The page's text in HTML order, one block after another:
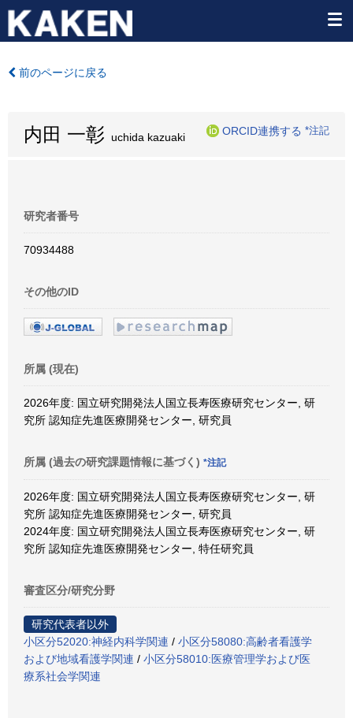
前のページに戻る
内田 一彰 uchida kazuaki
ORCID連携する *注記
研究者番号
70934488
その他のID
所属 (現在)
2026年度: 国立研究開発法人国立長寿医療研究センター, 研
究所 認知症先進医療開発センター, 研究員
所属 (過去の研究課題情報に基づく) *注記
2026年度: 国立研究開発法人国立長寿医療研究センター, 研
究所 認知症先進医療開発センター, 研究員
2024年度: 国立研究開発法人国立長寿医療研究センター, 研
究所 認知症先進医療開発センター, 特任研究員
審査区分/研究分野
研究代表者以外
小区分52020:神経内科学関連 / 小区分58080:高齢者看護学
および地域看護学関連 / 小区分58010:医療管理学および医
療系社会学関連